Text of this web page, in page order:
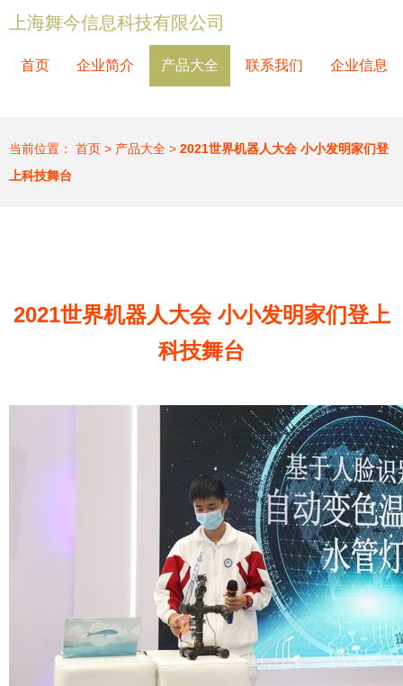
上海舞今信息科技有限公司
首页 企业简介 产品大全 联系我们 企业信息
当前位置： 首页 > 产品大全 > 2021世界机器人大会 小小发明家们登
上科技舞台
2021世界机器人大会 小小发明家们登上
科技舞台